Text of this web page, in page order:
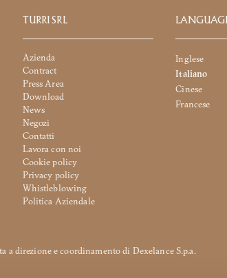
TURRI SRL
Azienda
Contract
Press Area
Download
News
Negozi
Contatti
Lavora con noi
Cookie policy
Privacy policy
Whistleblowing
Politica Aziendale
Inglese
Italiano
Cinese
Francese
direzione e coordinamento di Dexelance S.p.a.
Hai già la password Richiedi
password. Per visualizzarlo inserisci la
SCARICA